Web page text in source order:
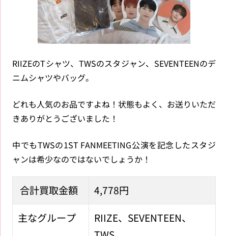
RIIZEのTシャツ、TWSのスタジャン、SEVENTEENのデ
ニムシャツやバッグ。
どれも人気のお品ですよね！状態もよく、お送りいただ
きありがとうございました！
中でもTWSの1ST FANMEETING公演を記念したスタジ
ャンは希少なのではないでしょうか！
合計買取金額
4,778円
主なグループ
RIIZE、SEVENTEEN、